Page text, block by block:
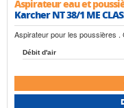
Aspirateur eau et
Karcher NT 38/1 ME
Aspirateur pour les poussières .
Débit d'air